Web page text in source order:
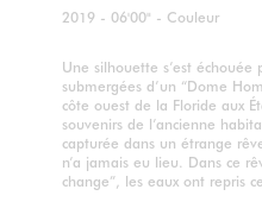
2019 - 06'00" - Couleur
Une silhouette s’est
submergées d’un “Dome
côte ouest de la Floride aux
souvenirs de l’ancienne
capturée dans un étrange
n’a jamais eu lieu. Dans ce
change”, les eaux ont repris